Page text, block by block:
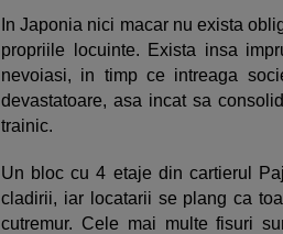
In Japonia nici macar nu exista
propriile locuinte. Exista insa
nevoiasi, in timp ce intreaga
devastatoare, asa incat sa
trainic.
Un bloc cu 4 etaje din cartierul
cladirii, iar locatarii se plang ca
cutremur. Cele mai multe fisuri